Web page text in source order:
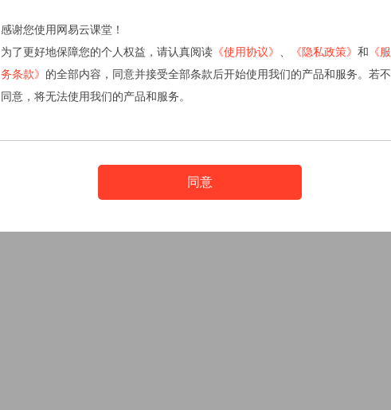
感谢您使用网易云课堂！
为了更好地保障您的个人权益，请认真阅读 《使用协议》 《隐私政策》 和 《服
务条款》 的全部内容，同意并接受全部条款后开始使用我们的产品和服务。若不
同意，将无法使用我们的产品和服务。
同意